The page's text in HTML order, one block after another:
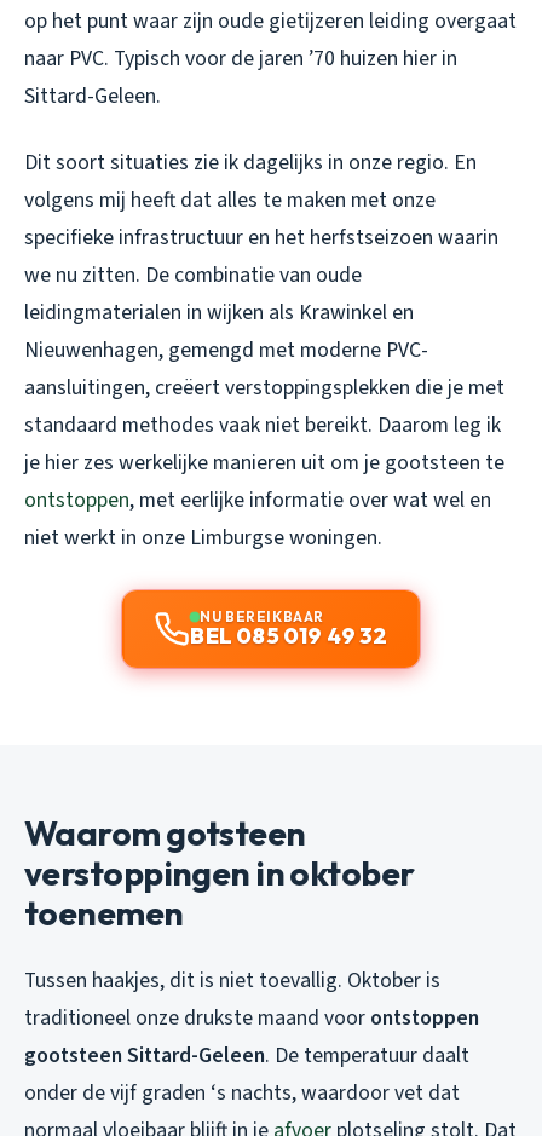
op het punt waar zijn oude gietijzeren leiding overgaat
naar PVC. Typisch voor de jaren ’70 huizen hier in
Sittard-Geleen.
Dit soort situaties zie ik dagelijks in onze regio. En
volgens mij heeft dat alles te maken met onze
specifieke infrastructuur en het herfstseizoen waarin
we nu zitten. De combinatie van oude
leidingmaterialen in wijken als Krawinkel en
Nieuwenhagen, gemengd met moderne PVC-
aansluitingen, creëert verstoppingsplekken die je met
standaard methodes vaak niet bereikt. Daarom leg ik
je hier zes werkelijke manieren uit om je gootsteen te
ontstoppen, met eerlijke informatie over wat wel en
niet werkt in onze Limburgse woningen.
NU BEREIKBAAR
BEL 085 019 49 32
Waarom gotsteen
verstoppingen in oktober
toenemen
Tussen haakjes, dit is niet toevallig. Oktober is
traditioneel onze drukste maand voor ontstoppen
gootsteen Sittard-Geleen. De temperatuur daalt
onder de vijf graden ‘s nachts, waardoor vet dat